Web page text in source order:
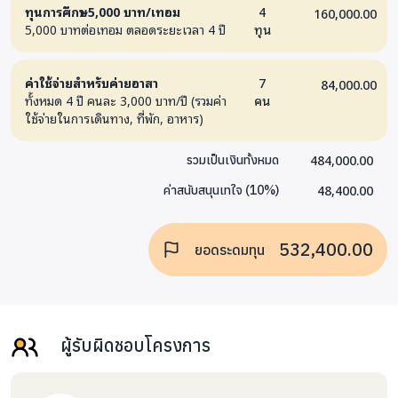
ทุนการศึกษา 5,000 บาท/เทอม
5,000 บาทต่อเทอม ตลอดระยะเวลา 4 ปี
4
ทุน
160,000.00
ค่าใช้จ่ายสำหรับค่ายอาสา
ทั้งหมด 4 ปี คนละ 3,000 บาท/ปี (รวมค่า
ใช้จ่ายในการเดินทาง, ที่พัก, อาหาร)
7
คน
84,000.00
รวมเป็นเงินทั้งหมด 484,000.00
ค่าสนับสนุนเทใจ (10%) 48,400.00
ยอดระดมทุน 532,400.00
ผู้รับผิดชอบโครงการ